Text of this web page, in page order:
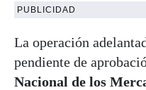
PUBLICIDAD
La operación
pendiente de
Nacional de los